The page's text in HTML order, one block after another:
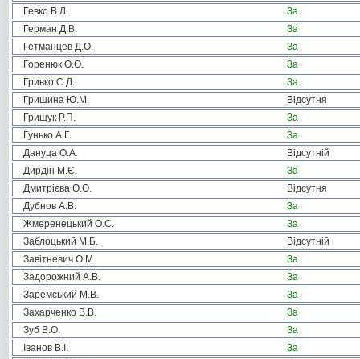
Гевко В.Л.
За
Герман Д.В.
За
Гетманцев Д.О.
За
Горенюк О.О.
За
Гривко С.Д.
За
Гришина Ю.М.
Відсутня
Грищук Р.П.
За
Гунько А.Г.
За
Дануца О.А.
Відсутній
Дирдін М.Є.
За
Дмитрієва О.О.
Відсутня
Дубнов А.В.
За
Жмеренецький О.С.
За
Заблоцький М.Б.
Відсутній
Завітневич О.М.
За
Задорожний А.В.
За
Заремський М.В.
За
Захарченко В.В.
За
Зуб В.О.
За
Іванов В.І.
За